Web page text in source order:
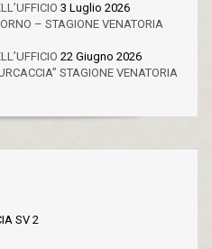
3 Luglio 2026
– STAGIONE VENATORIA
22 Giugno 2026
STAGIONE VENATORIA
SV 2